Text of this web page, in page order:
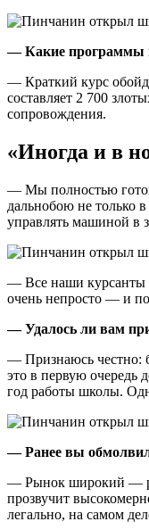
— Какие программы
— Краткий курс
составляет 2 700
сопровождения.
«Иногда и в
— Мы полностью
дальнобою не только
управлять машиной в
— Все наши курсанты
очень непросто — и
— Удалось ли вам
— Признаюсь честно:
это в первую очередь
год работы школы.
— Ранее вы
— Рынок широкий —
прозвучит
легально, на самом